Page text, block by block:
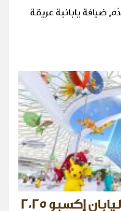
ضيافة يابانبة عريقة
إكسبو 2025